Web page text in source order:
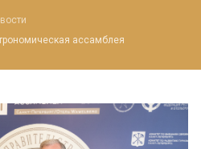
ассамблея